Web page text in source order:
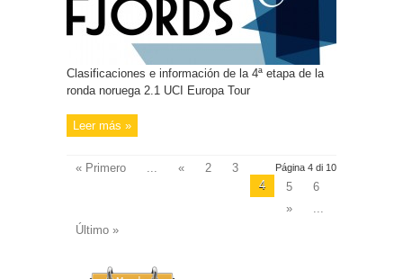
Clasificaciones e información de la 4ª etapa de la
ronda noruega 2.1 UCI Europa Tour
Leer más »
Página 4 di 10
« Primero ... « 2
3
4
5
6
»
...
Último »